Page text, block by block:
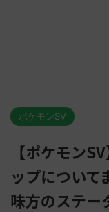
ポケモンSV
【ポケモン
ップについて
味方のステー